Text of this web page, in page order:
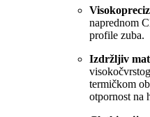
naprednom
profile zuba.
Izdržljiv
termičkom
otpornost na